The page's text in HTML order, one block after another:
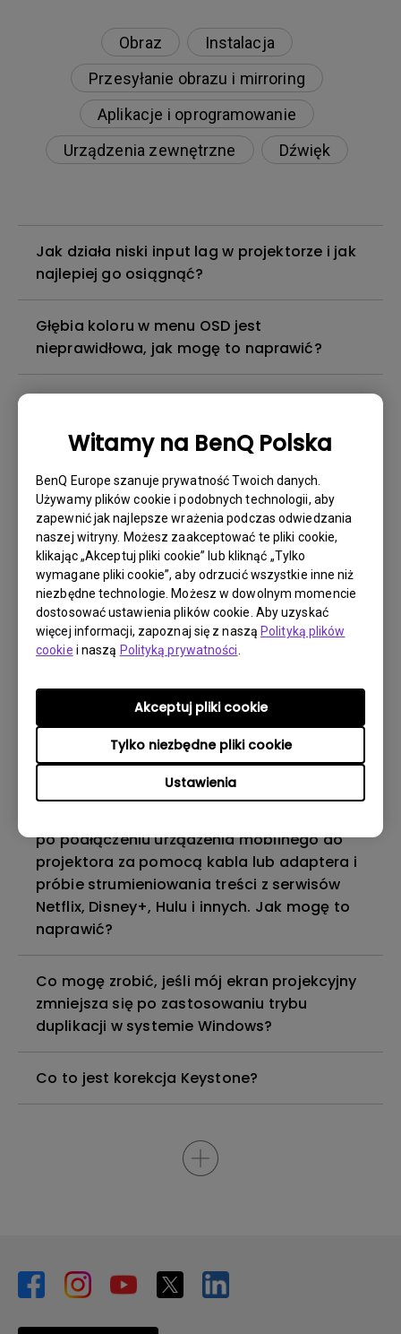
Witamy na BenQ Polska
BenQ Europe szanuje prywatność Twoich danych.
Używamy plików cookie i podobnych technologii, aby
zapewnić jak najlepsze wrażenia podczas odwiedzania
naszej witryny. Możesz zaakceptować te pliki cookie,
klikając „Akceptuj pliki cookie” lub kliknąć „Tylko
wymagane pliki cookie”, aby odrzucić wszystkie inne niż
niezbędne technologie. Możesz w dowolnym momencie
dostosować ustawienia plików cookie. Aby uzyskać
więcej informacji, zapoznaj się z nasząPolityką plików
cookie i naszą Polityką prywatności
Ustawienia
Tylko niezbędne pliki cookie
Akceptuj pliki cookie
Obraz
Instalacja
Przesyłanie obrazu i mirroring
Aplikacje i oprogramowanie
Urządzenia zewnętrzne
Dźwięk
Jak działa niski input lag w projektorze i jak
najlepiej go osiągnąć?
Głębia koloru w menu OSD jest
nieprawidłowa, jak mogę to naprawić?
3D nie działa na moim projektorze. Jak
Mój projektor nie wykrywa HDR. Jak mogę to
naprawić?
Czy projektor obsługuje format Dolby
TrueHD 7.1 poprzez ARC/eARC?
Aplikacje czasami niespodziewanie
zamykają się na moim telewizorze Android,
głównego. Jak mogę to naprawić?
Jaka wersja kabla HDMI jest zgodna z 4K
HDR?
po podłączeniu urządzenia mobilnego do
projektora za pomocą kabla lub adaptera i
próbie strumieniowania treści z serwisów
Netflix, Disney+, Hulu i innych. Jak mogę to
naprawić?
Co mogę zrobić, jeśli mój ekran projekcyjny
zmniejsza się po zastosowaniu trybu
duplikacji w systemie Windows?
Co to jest korekcja Keystone?